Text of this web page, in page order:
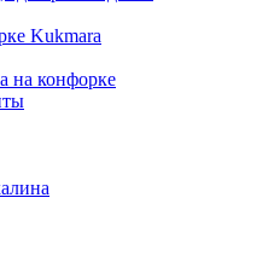
Kukmara
на конфорке